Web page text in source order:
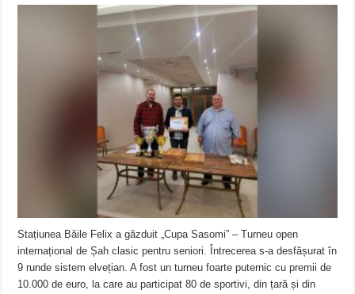
Stațiunea Băile Felix a găzduit „Cupa Sasomi” – Turneu open
internațional de Șah clasic pentru seniori. Întrecerea s-a desfășurat în
9 runde sistem elvețian. A fost un turneu foarte puternic cu premii de
10.000 de euro, la care au participat 80 de sportivi, din țară și din